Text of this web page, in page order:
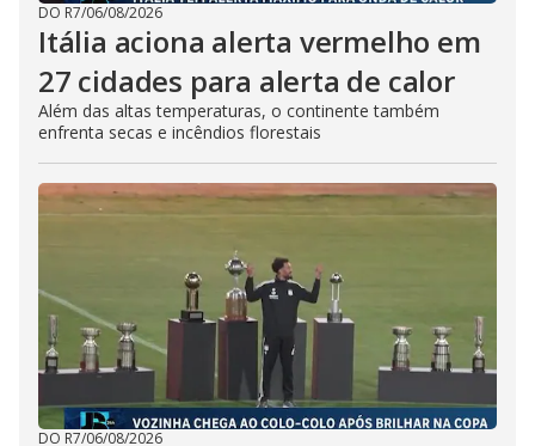
DO R7/06/08/2026
Itália aciona alerta vermelho em
27 cidades para alerta de calor
Além das altas temperaturas, o continente também
enfrenta secas e incêndios florestais
DO R7/06/08/2026